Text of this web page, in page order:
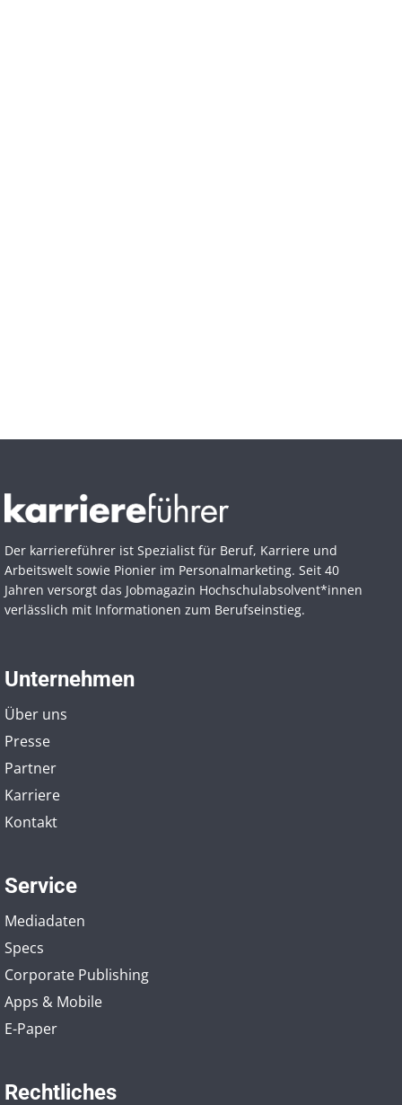
Der karriereführer ist Spezialist für Beruf, Karriere und
Arbeitswelt sowie Pionier im Personal­marketing. Seit 40
Jahren versorgt das Jobmagazin Hochschul­absolvent*innen
verlässlich mit Informationen zum Berufseinstieg.
Unternehmen
Über uns
Presse
Partner
Karriere
Kontakt
Service
Mediadaten
Specs
Corporate Publishing
Apps & Mobile
E-Paper
Rechtliches